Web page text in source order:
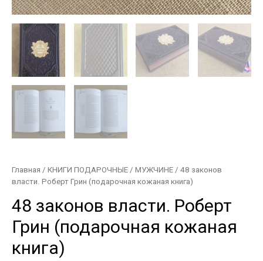
Главная / КНИГИ ПОДАРОЧНЫЕ / МУЖЧИНЕ / 48 законов
власти. Роберт Грин (подарочная кожаная книга)
48 законов власти. Роберт
Грин (подарочная кожаная
книга)